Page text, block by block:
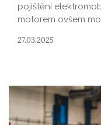
pojištění
motorem ovšem
27.03.2025